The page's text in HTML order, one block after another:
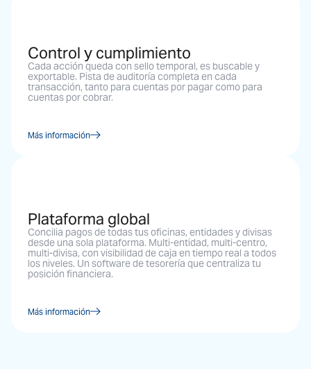
Control y cumplimiento
Cada acción queda con sello temporal, es buscable y
exportable. Pista de auditoría completa en cada
transacción, tanto para cuentas por pagar como para
cuentas por cobrar.
Más información
Plataforma global
Concilia pagos de todas tus oficinas, entidades y divisas
desde una sola plataforma. Multi-entidad, multi-centro,
multi-divisa, con visibilidad de caja en tiempo real a todos
los niveles. Un software de tesorería que centraliza tu
posición financiera.
Más información